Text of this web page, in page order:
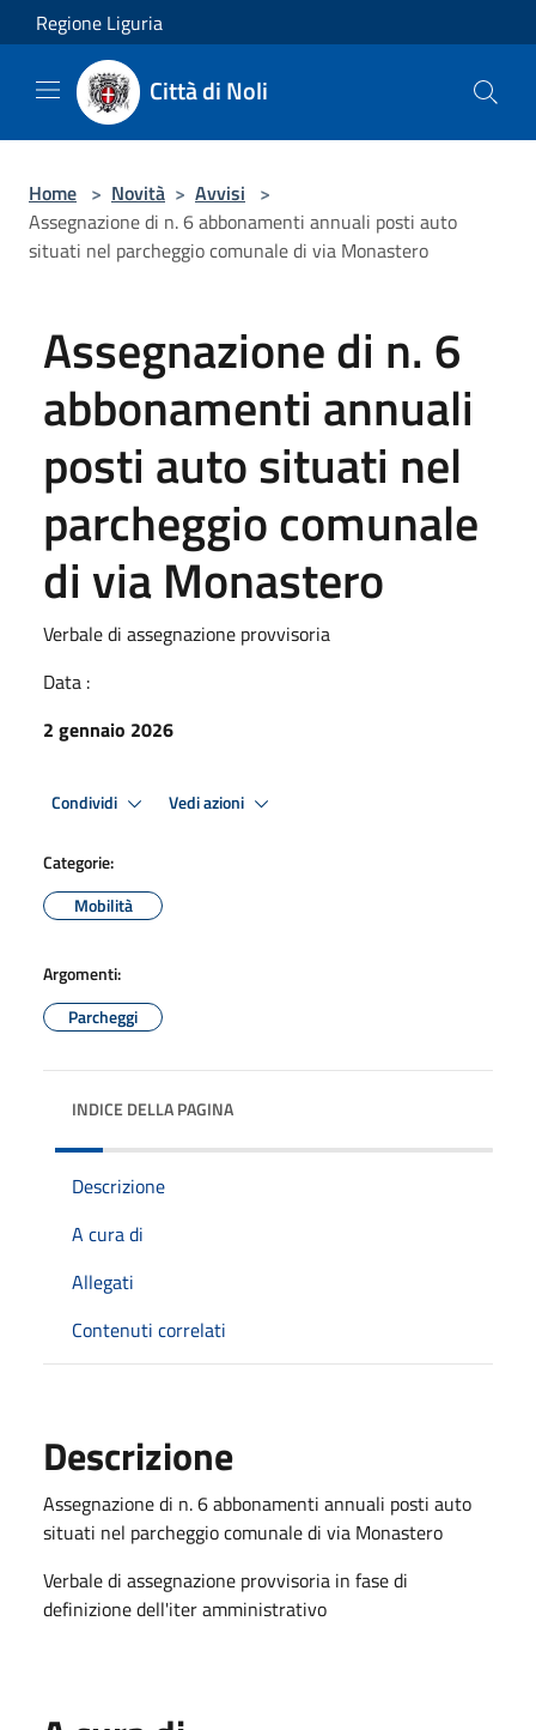
Salta al contenuto principale
Regione Liguria
Città di Noli
Home > Novità > Avvisi >
Assegnazione di n. 6 abbonamenti annuali posti auto
situati nel parcheggio comunale di via Monastero
Assegnazione di n. 6
abbonamenti annuali
posti auto situati nel
parcheggio comunale
di via Monastero
Verbale di assegnazione provvisoria
Data :
2 gennaio 2026
Condividi Vedi azioni
Categorie:
Mobilità
Argomenti:
Parcheggi
INDICE DELLA PAGINA
Descrizione
A cura di
Allegati
Contenuti correlati
Descrizione
Assegnazione di n. 6 abbonamenti annuali posti auto
situati nel parcheggio comunale di via Monastero
Verbale di assegnazione provvisoria in fase di
definizione dell'iter amministrativo